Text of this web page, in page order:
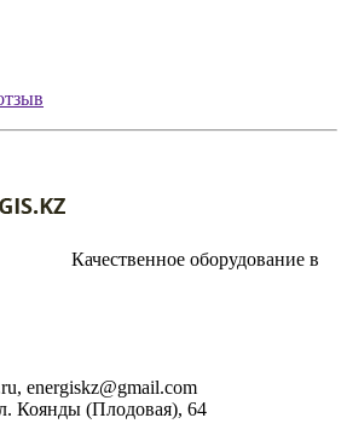
Качественное оборудование в
energiskz@gmail.com
Коянды (Плодовая), 64